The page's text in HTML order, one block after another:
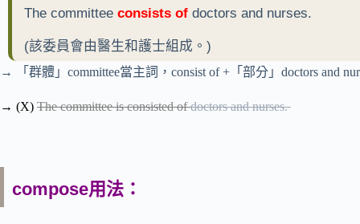
The committee consists of doctors and nurses.
(該委員會由醫生和護士組成。)
→ 「群體」committee當主詞，consist of +「部分」doctors and
→ (X) The committee is consisted ofdoctors and nurses.
compose用法：